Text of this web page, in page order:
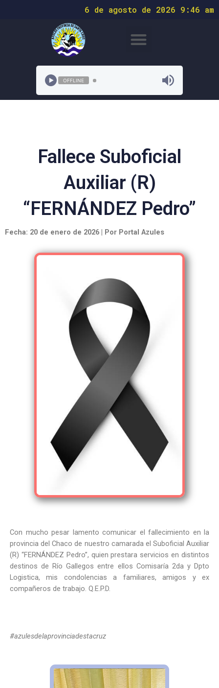
6 de agosto de 2026 9:46 am
OFFLINE
Fallece Suboficial
Auxiliar (R)
“FERNÁNDEZ Pedro”
Fecha: 20 de enero de 2026 | Por Portal Azules
Con mucho pesar lamento comunicar el fallecimiento en la
provincia del Chaco de nuestro camarada el Suboficial Auxiliar
(R) “FERNÁNDEZ Pedro”, quien prestara servicios en distintos
destinos de Río Gallegos entre ellos Comisaría 2da y Dpto
Logistica, mis condolencias a familiares, amigos y ex
compañeros de trabajo. Q.E.P.D.
#azulesdelaprovinciadestacruz